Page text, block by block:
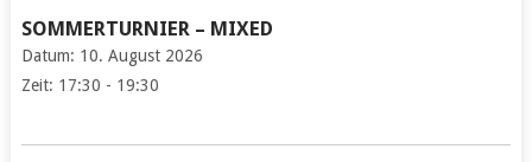
SOMMERTURNIER – MIXED
Datum: 10. August 2026
Zeit: 17:30 - 19:30